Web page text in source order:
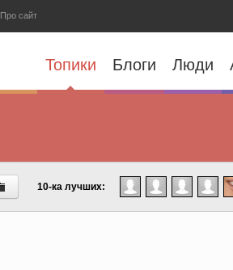
Про сайт
Топики Блоги Люди
10-ка лучших: